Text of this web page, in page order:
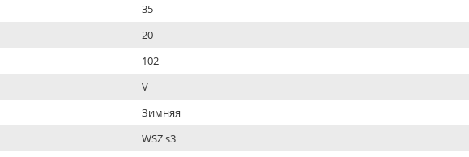
35
20
102
V
Зимняя
WSZ s3